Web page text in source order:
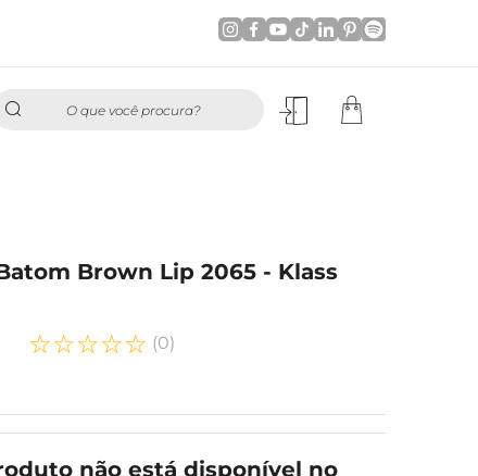
O que você procura?
Brown Lip 2065 - Klass
☆☆☆☆☆ (0)
não está disponível no